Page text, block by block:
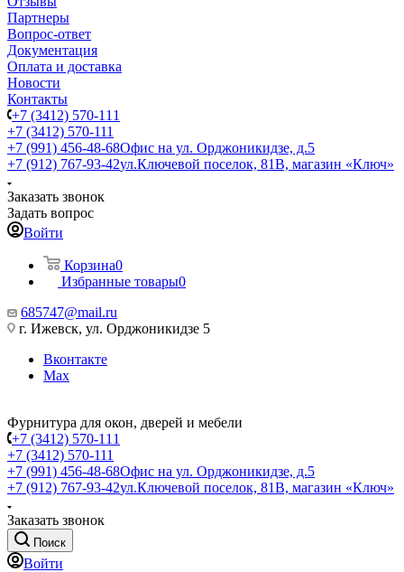
Партнеры
Вопрос-ответ
Документация
Оплата и доставка
Новости
Контакты
+7 (3412) 570-111
+7 (3412) 570-111
+7 (991) 456-48-68Офис на ул. Орджоникидзе, д.5
+7 (912) 767-93-42ул.Ключевой поселок, 81В, магазин «Ключ»
Заказать звонок
Задать вопрос
Войти
Корзина0
Избранные товары0
685747@mail.ru
г. Ижевск, ул. Орджоникидзе 5
Вконтакте
Max
Фурнитура для окон, дверей и мебели
+7 (3412) 570-111
+7 (3412) 570-111
+7 (991) 456-48-68Офис на ул. Орджоникидзе, д.5
+7 (912) 767-93-42ул.Ключевой поселок, 81В, магазин «Ключ»
Заказать звонок
Поиск
Войти